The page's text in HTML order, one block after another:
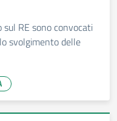
RE sono convocati
svolgimento delle